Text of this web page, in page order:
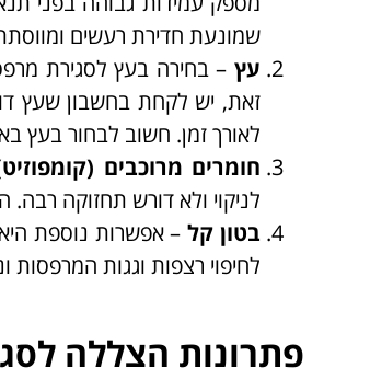
שמונעת חדירת רעשים
עץ – בחירה בעץ לסגירת
זאת, יש לקחת בחשבון שעץ
לאורך זמן. חשוב לבחור בעץ
חומרים מרוכבים
לניקוי ולא דורש תחזוקה רבה.
בטון קל– אפשרות נוספת היא
לחיפוי רצפות וגגות
פתרונות הצללה